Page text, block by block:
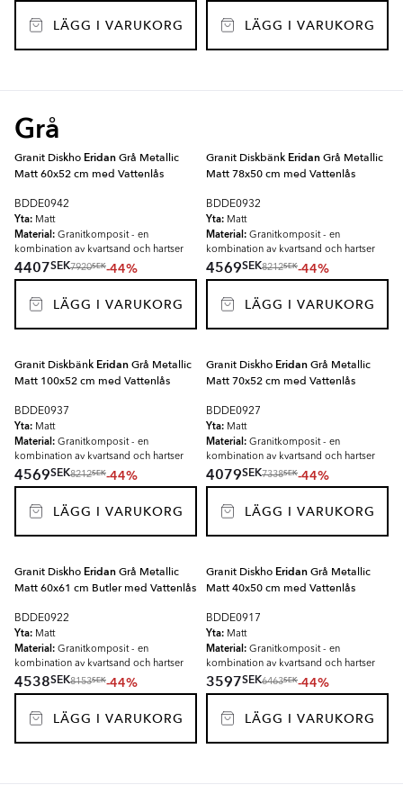
LÄGG I VARUKORG LÄGG I VARUKORG
Grå
Granit Diskho EridanGrå Metallic
Matt 60x52 cm med Vattenlås
BDDE0942
Yta: Matt
Material: Granitkomposit - en
kombination av kvartsand och hartser
4407SEK7920SEK-44%
LÄGG I VARUKORG
Granit Diskbänk EridanGrå Metallic
Matt 78x50 cm med Vattenlås
BDDE0932
Yta: Matt
Material: Granitkomposit - en
kombination av kvartsand och hartser
4569SEK8212SEK-44%
LÄGG I VARUKORG
Granit Diskbänk EridanGrå Metallic
Matt 100x52 cm med Vattenlås
BDDE0937
Yta: Matt
Material: Granitkomposit - en
kombination av kvartsand och hartser
4569SEK8212SEK-44%
LÄGG I VARUKORG
Granit Diskho EridanGrå Metallic
Matt 70x52 cm med Vattenlås
BDDE0927
Yta: Matt
Material: Granitkomposit - en
kombination av kvartsand och hartser
4079SEK7338SEK-44%
LÄGG I VARUKORG
Granit Diskho EridanGrå Metallic
Matt 60x61 cm Butler med Vattenlås
BDDE0922
Yta: Matt
Material: Granitkomposit - en
kombination av kvartsand och hartser
4538SEK8153SEK-44%
LÄGG I VARUKORG
Granit Diskho EridanGrå Metallic
Matt 40x50 cm med Vattenlås
BDDE0917
Yta: Matt
Material: Granitkomposit - en
kombination av kvartsand och hartser
3597SEK6463SEK-44%
LÄGG I VARUKORG